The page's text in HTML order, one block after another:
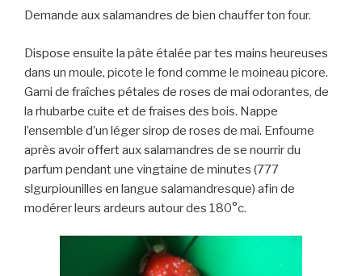
Demande aux salamandres de bien chauffer ton four.
Dispose ensuite la pâte étalée par tes mains heureuses
dans un moule, picote le fond comme le moineau picore.
Garni de fraîches pétales de roses de mai odorantes, de
la rhubarbe cuite et de fraises des bois. Nappe
l’ensemble d’un léger sirop de roses de mai. Enfourne
après avoir offert aux salamandres de se nourrir du
parfum pendant une vingtaine de minutes (777
slgurpiounilles en langue salamandresque) afin de
modérer leurs ardeurs autour des 180°c.